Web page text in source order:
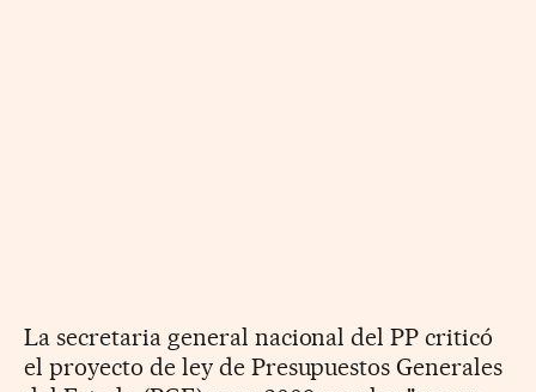
La secretaria general nacional del PP criticó
el proyecto de ley de Presupuestos Generales